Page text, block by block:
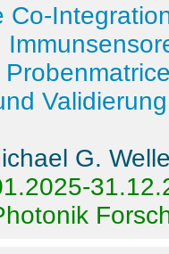
Co-
G.